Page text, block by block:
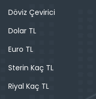
Döviz Çevirici
Dolar TL
Euro TL
Sterin Kaç TL
Riyal Kaç TL